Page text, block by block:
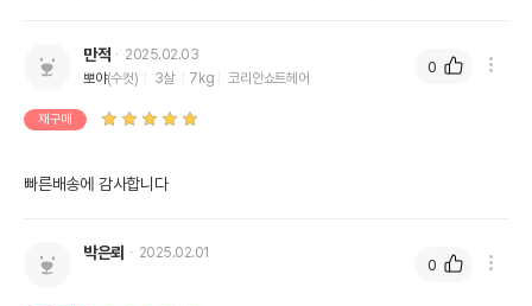
만적
2025.02.03
뽀야(수컷) 3살 7kg 코리안쇼트헤어
재구매
빠른배송에 감사합니다
0
박은뢰 2025.02.01
0